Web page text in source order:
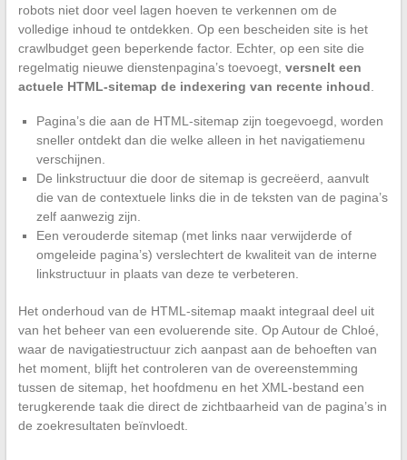
robots niet door veel lagen hoeven te verkennen om de
volledige inhoud te ontdekken. Op een bescheiden site is het
crawlbudget geen beperkende factor. Echter, op een site die
regelmatig nieuwe dienstenpagina’s toevoegt, versnelt een
actuele HTML-sitemap de indexering van recente inhoud.
Pagina’s die aan de HTML-sitemap zijn toegevoegd, worden
sneller ontdekt dan die welke alleen in het navigatiemenu
verschijnen.
De linkstructuur die door de sitemap is gecreëerd, aanvult
die van de contextuele links die in de teksten van de pagina’s
zelf aanwezig zijn.
Een verouderde sitemap (met links naar verwijderde of
omgeleide pagina’s) verslechtert de kwaliteit van de interne
linkstructuur in plaats van deze te verbeteren.
Het onderhoud van de HTML-sitemap maakt integraal deel uit
van het beheer van een evoluerende site. Op Autour de Chloé,
waar de navigatiestructuur zich aanpast aan de behoeften van
het moment, blijft het controleren van de overeenstemming
tussen de sitemap, het hoofdmenu en het XML-bestand een
terugkerende taak die direct de zichtbaarheid van de pagina’s in
de zoekresultaten beïnvloedt.